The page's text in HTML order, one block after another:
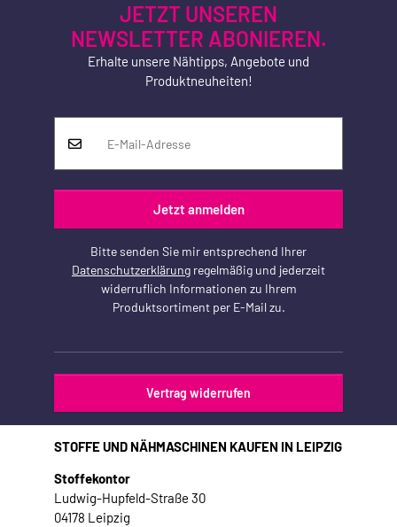
JETZT UNSEREN
NEWSLETTER ABONIEREN.
Erhalte unsere Nähtipps, Angebote und
Produktneuheiten!
Jetzt anmelden
Bitte senden Sie mir entsprechend Ihrer
Datenschutzerklärung regelmäßig und jederzeit
widerruflich Informationen zu Ihrem
Produktsortiment per E-Mail zu.
Vertrag widerrufen
STOFFE UND NÄHMASCHINEN KAUFEN IN LEIPZIG
Stoffekontor
Ludwig-Hupfeld-Straße 30
04178 Leipzig